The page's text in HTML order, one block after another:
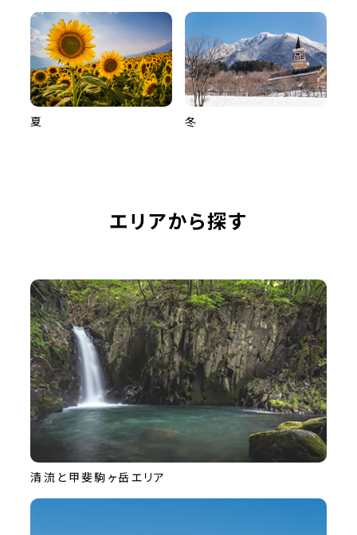
夏 冬
エリアから探す
清流と甲斐駒ヶ岳エリア